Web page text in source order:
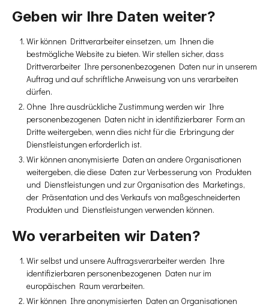
Geben wir Ihre Daten weiter?
Wir können Drittverarbeiter einsetzen, um Ihnen die
bestmögliche Website zu bieten. Wir stellen sicher, dass
Drittverarbeiter Ihre personenbezogenen Daten nur in unserem
Auftrag und auf schriftliche Anweisung von uns verarbeiten
dürfen.
Ohne Ihre ausdrückliche Zustimmung werden wir Ihre
personenbezogenen Daten nicht in identifizierbarer Form an
Dritte weitergeben, wenn dies nicht für die Erbringung der
Dienstleistungen erforderlich ist.
Wir können anonymisierte Daten an andere Organisationen
weitergeben, die diese Daten zur Verbesserung von Produkten
und Dienstleistungen und zur Organisation des Marketings,
der Präsentation und des Verkaufs von maßgeschneiderten
Produkten und Dienstleistungen verwenden können.
Wo verarbeiten wir Daten?
Wir selbst und unsere Auftragsverarbeiter werden Ihre
identifizierbaren personenbezogenen Daten nur im
europäischen Raum verarbeiten.
Wir können Ihre anonymisierten Daten an Organisationen